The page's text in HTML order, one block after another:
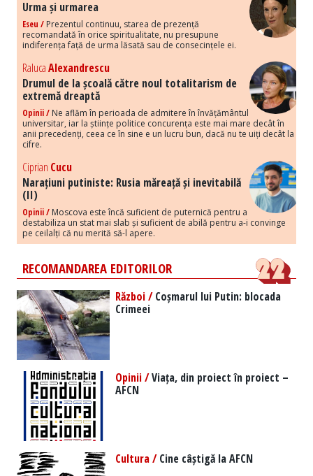
Urma și urmarea
Eseu / Prezentul continuu, starea de prezență
recomandată în orice spiritualitate, nu presupune
indiferența față de urma lăsată sau de consecințele ei.
RalucaAlexandrescu
Drumul de la școală către noul totalitarism de
extremă dreaptă
Opinii / Ne aflăm în perioada de admitere în învățământul
universitar, iar la științe politice concurența este mai mare decât în
anii precedenți, ceea ce în sine e un lucru bun, dacă nu te uiți decât la
cifre.
Ciprian Cucu
Narațiuni putiniste: Rusia măreață și inevitabilă
(II)
Opinii / Moscova este încă suficient de puternică pentru a
destabiliza un stat mai slab și suficient de abilă pentru a-i convinge
pe ceilalți că nu merită să-l apere.
RECOMANDAREA EDITORILOR
Război /Coșmarul lui Putin: blocada
Crimeei
Opinii /Viața, din proiect în proiect –
AFCN
Cultura /Cine câștigă la AFCN